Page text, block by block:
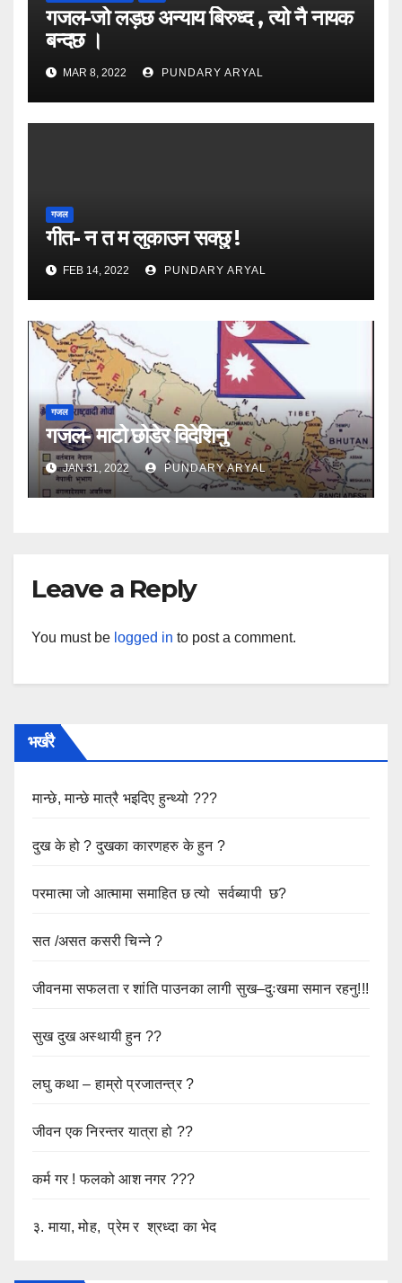
गजल-जो लड़छ अन्याय बिरुध्द , त्यो नै नायक
बन्दछ ।
MAR 8, 2022 PUNDARY ARYAL
गजल
गीत- न त म लुकाउन सक्छु !
FEB 14, 2022 PUNDARY ARYAL
गजल
गजल- माटो छोडेर विदेशिनु
JAN 31, 2022 PUNDARY ARYAL
Leave a Reply
You must be logged in to post a comment.
भर्खरै
मान्छे, मान्छे मात्रै भइदिए हुन्थ्यो ???
दुख के हो ? दुखका कारणहरु के हुन ?
परमात्मा जो आत्मामा समाहित छ त्यो सर्वब्यापी छ?
सत /असत कसरी चिन्ने ?
जीवनमा सफलता र शांति पाउनका लागी सुख–दुःखमा समान रहनु!!!
सुख दुख अस्थायी हुन ??
लघु कथा – हाम्रो प्रजातन्त्र ?
जीवन एक निरन्तर यात्रा हो ??
कर्म गर ! फलको आश नगर ???
३. माया, मोह, प्रेम र श्रध्दा का भेद